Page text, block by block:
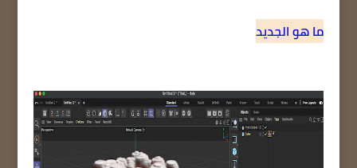
ما هو الجديد